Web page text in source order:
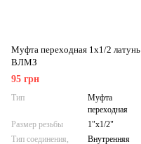
Муфта переходная 1х1/2 латунь
ВЛМЗ
95 грн
Тип
Муфта
переходная
Размер резьбы
1"х1/2"
Тип соединения,
Внутренняя